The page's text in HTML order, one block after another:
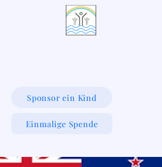
Sponsor ein Kind
Einmalige Spende